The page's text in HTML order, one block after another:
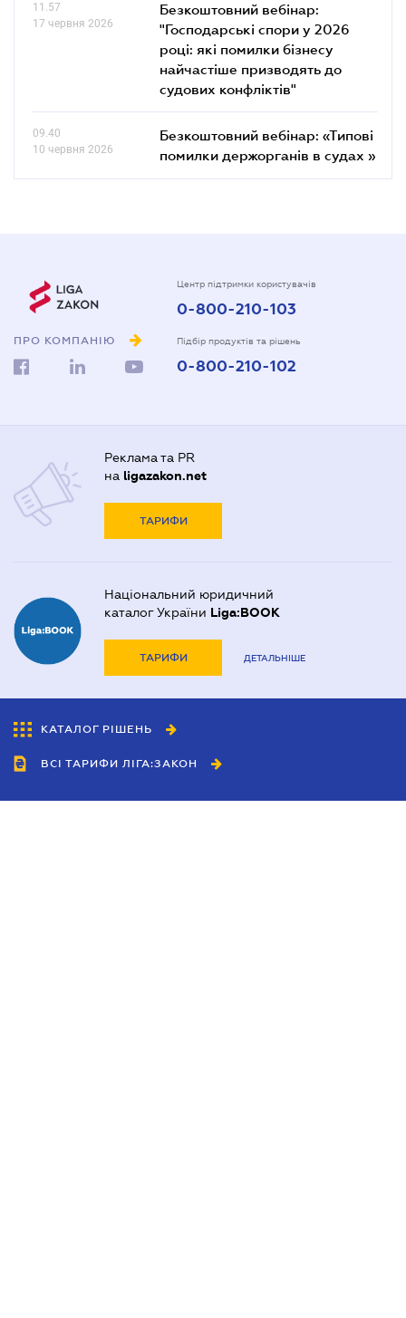
11.57
17 червня 2026
Безкоштовний вебінар:
"Господарські спори у 2026
році: які помилки бізнесу
найчастіше призводять до
судових конфліктів"
09.40
10 червня 2026
Безкоштовний вебінар: «Типові
помилки держорганів в судах »
ПРО КОМПАНІЮ
Центр підтримки користувачів
0-800-210-103
Підбір продуктів та рішень
0-800-210-102
Реклама та PR
на ligazakon.net
ТАРИФИ
Національний юридичний
каталог України Liga:BOOK
ТАРИФИ ДЕТАЛЬНІШЕ
КАТАЛОГ РІШЕНЬ
ВСІ ТАРИФИ ЛІГА:ЗАКОН